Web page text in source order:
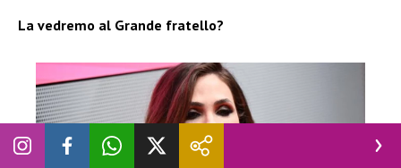
La vedremo al Grande fratello?